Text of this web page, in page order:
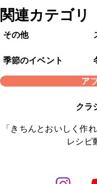
関連カテゴリ
その他
季節のイベント
ア
クラ
「きちんとおいしく作
レシピ